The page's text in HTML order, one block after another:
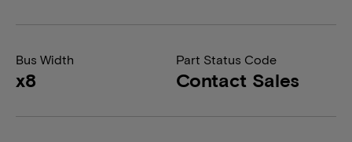
Bus Width
x8
Part Status Code
Contact Sales